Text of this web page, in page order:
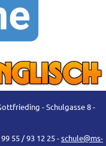
- Schulgasse 8 -
55 / 93 12 25 -schule@ms-